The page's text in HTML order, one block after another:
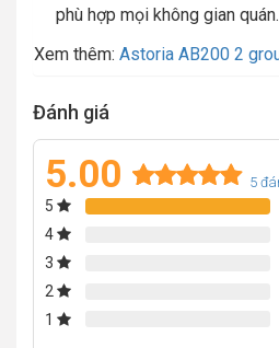
phù hợp mọi không gian quán.
Xem thêm: Astoria AB200 2
Đánh giá
5.00
Rated5.00
5
5
5
4
3
2
1